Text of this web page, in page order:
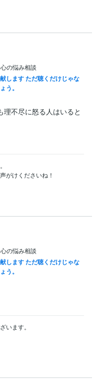
の悩み相談
します ただ聴くだけじゃな
う。
理不尽に怒る人はいると
がけくださいね！
の悩み相談
します ただ聴くだけじゃな
う。
います。